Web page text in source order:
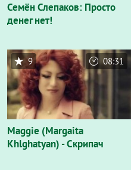
Семён Слепаков: Просто
денег нет!
Maggie (Margaita
Khlghatyan) - Скрипач
9 08:31